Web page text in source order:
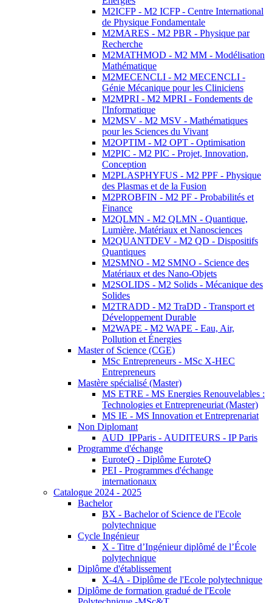
M2ICFP - M2 ICFP - Centre International
de Physique Fondamentale
M2MARES - M2 PBR - Physique par
Recherche
M2MATHMOD - M2 MM - Modélisation
Mathématique
M2MECENCLI - M2 MECENCLI -
Génie Mécanique pour les Cliniciens
M2MPRI - M2 MPRI - Fondements de
l'Informatique
M2MSV - M2 MSV - Mathématiques
pour les Sciences du Vivant
M2OPTIM - M2 OPT - Optimisation
M2PIC - M2 PIC - Projet, Innovation,
Conception
M2PLASPHYFUS - M2 PPF - Physique
des Plasmas et de la Fusion
M2PROBFIN - M2 PF - Probabilités et
Finance
M2QLMN - M2 QLMN - Quantique,
Lumière, Matériaux et Nanosciences
M2QUANTDEV - M2 QD - Dispositifs
Quantiques
M2SMNO - M2 SMNO - Science des
Matériaux et des Nano-Objets
M2SOLIDS - M2 Solids - Mécanique des
Solides
M2TRADD - M2 TraDD - Transport et
Développement Durable
M2WAPE - M2 WAPE - Eau, Air,
Pollution et Énergies
Master of Science (CGE)
MSc Entrepreneurs - MSc X-HEC
Entrepreneurs
Mastère spécialisé (Master)
MS ETRE - MS Energies Renouvelables :
Technologies et Entrepreneuriat (Master)
MS IE - MS Innovation et Entreprenariat
Non Diplomant
AUD_IPParis - AUDITEURS - IP Paris
Programme d'échange
EuroteQ - Diplôme EuroteQ
PEI - Programmes d'échange
internationaux
Catalogue 2024 - 2025
Bachelor
BX - Bachelor of Science de l'Ecole
polytechnique
Cycle Ingénieur
X - Titre d’Ingénieur diplômé de l’École
polytechnique
Diplôme d'établissement
X-4A - Diplôme de l'Ecole polytechnique
Diplôme de formation gradué de l'Ecole